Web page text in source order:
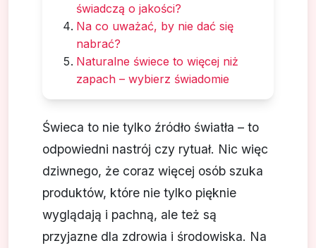
świadczą o jakości?
Na co uważać, by nie dać się
nabrać?
Naturalne świece to więcej niż
zapach – wybierz świadomie
Świeca to nie tylko źródło światła – to
odpowiedni nastrój czy rytuał. Nic więc
dziwnego, że coraz więcej osób szuka
produktów, które nie tylko pięknie
wyglądają i pachną, ale też są
przyjazne dla zdrowia i środowiska. Na